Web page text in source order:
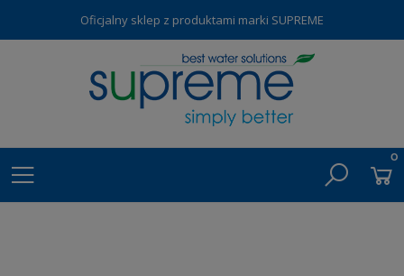
Oficjalny sklep z produktami marki SUPREME